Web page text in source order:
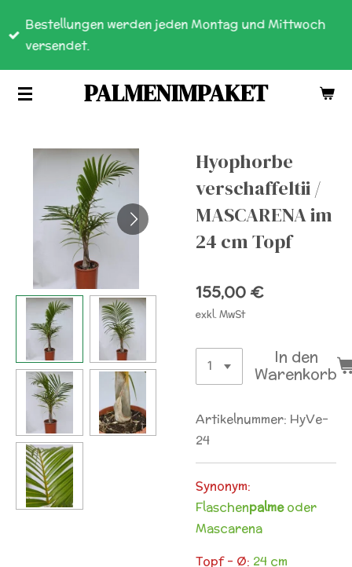
Zum
Hauptinhalt
PALMENIMPAKET
Bestellungen werden jeden Montag und Mittwoch
versendet.
Hyophorbe
verschaffeltii /
MASCARENA im
24 cm Topf
155,00 €
exkl. MwSt
In den
Warenkorb
Artikelnummer: HyVe-
24
Synonym:
Flaschenpalmeoder
Mascarena
Topf - Ø: 24 cm